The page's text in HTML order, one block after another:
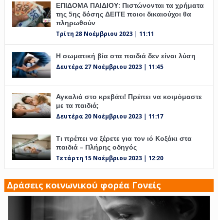
ΕΠΙΔΟΜΑ ΠΑΙΔΙΟΥ: Πιστώνονται τα χρήματα
της 5ης δόσης ΔΕΙΤΕ ποιοι δικαιούχοι θα
πληρωθούν
Τρίτη 28 Νοέμβριου 2023 | 11:11
Η σωματική βία στα παιδιά δεν είναι λύση
Δευτέρα 27 Νοέμβριου 2023 | 11:45
Αγκαλιά στο κρεβάτι! Πρέπει να κοιμόμαστε
με τα παιδιά;
Δευτέρα 20 Νοέμβριου 2023 | 11:17
Τι πρέπει να ξέρετε για τον ιό Κοξάκι στα
παιδιά – Πλήρης οδηγός
Τετάρτη 15 Νοέμβριου 2023 | 12:20
Δράσεις κοινωνικού φορέα Γονείς